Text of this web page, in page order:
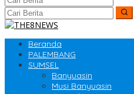
Beranda
PALEMBANG
SUMSEL
Banyuasin
Musi Banyuasin